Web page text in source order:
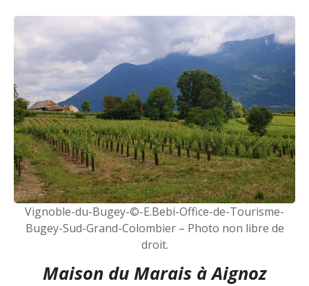
Vignoble-du-Bugey-©-E.Bebi-Office-de-Tourisme-
Bugey-Sud-Grand-Colombier – Photo non libre de
droit.
Maison du Marais à Aignoz